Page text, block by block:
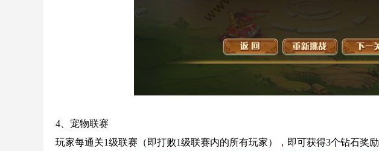
4、宠物联赛
玩家每通关1级联赛（即打败1级联赛内的所有玩家），即可获得3个钻石奖励